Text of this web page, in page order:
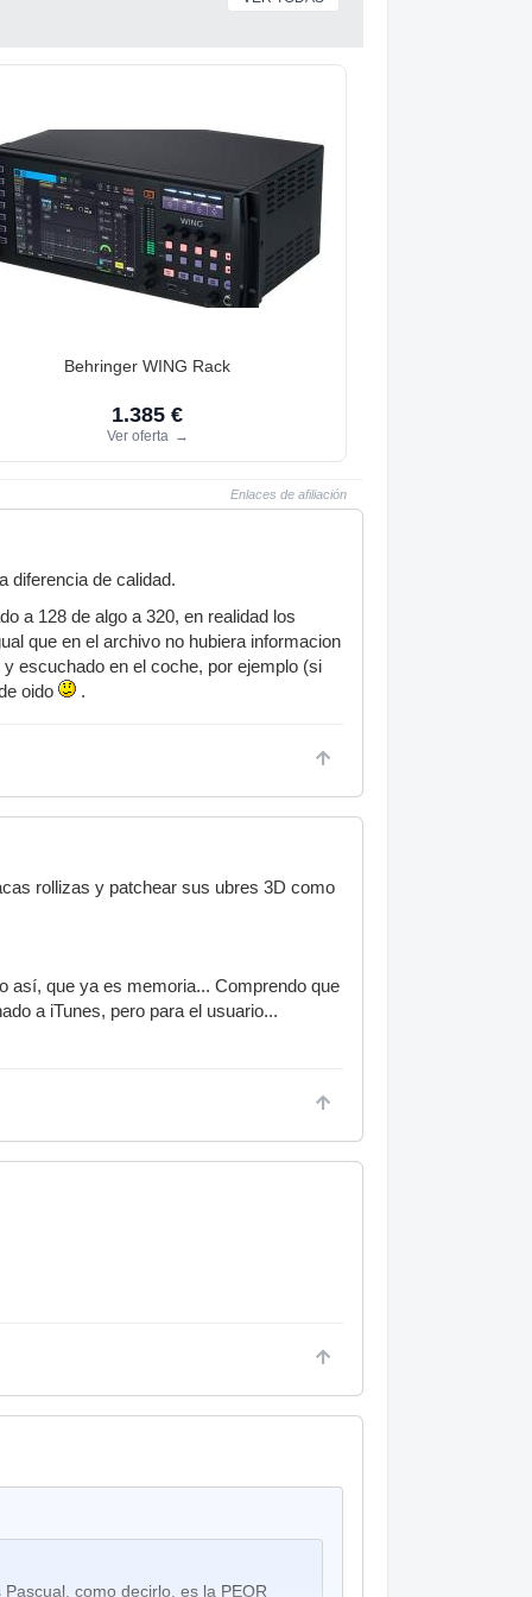
Behringer WING Rack
1.385 €
Ver oferta →
Enlaces de afiliación
diferencia de calidad.
a 128 de algo a 320, en realidad los
que en el archivo no hubiera informacion
escuchado en el coche, por ejemplo (si
oido
.
rollizas y patchear sus ubres 3D como
así, que ya es memoria... Comprendo que
a iTunes, pero para el usuario...
como decirlo, es la PEOR